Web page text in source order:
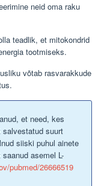
neid oma raku
teadlik, et mitokondrid
tootmiseks.
võtab rasvarakkude
et need, kes
suurt
siiski puhul ainete
asemel L-
pubmed/26666519